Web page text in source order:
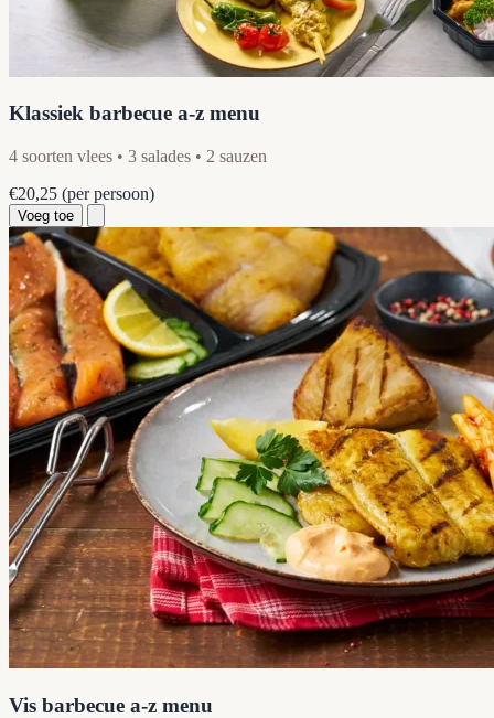
Klassiek barbecue a-z menu
4 soorten vlees • 3 salades • 2 sauzen
€20,25 (per persoon)
Voeg toe
Vis barbecue a-z menu